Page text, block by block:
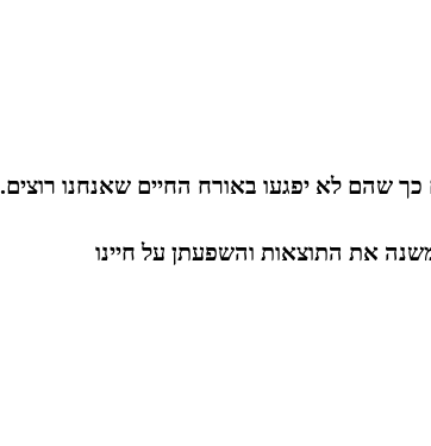
כך שהם לא יפגעו באורח החיים שאנחנו רוצים.